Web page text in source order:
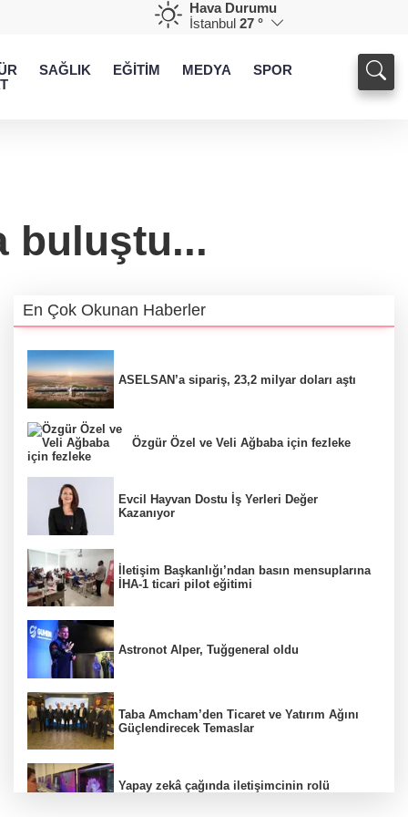
Hava Durumu
İstanbul 27 °
SAĞLIK EĞİTİM MEDYA SPOR
buluştu...
En Çok Okunan Haberler
ASELSAN’a sipariş, 23,2 milyar doları aştı
Özgür Özel ve Veli Ağbaba için fezleke
Evcil Hayvan Dostu İş Yerleri Değer
Kazanıyor
İletişim Başkanlığı’ndan basın mensuplarına
İHA-1 ticari pilot eğitimi
Astronot Alper, Tuğgeneral oldu
Taba Amcham’den Ticaret ve Yatırım Ağını
Güçlendirecek Temaslar
Yapay zekâ çağında iletişimcinin rolü